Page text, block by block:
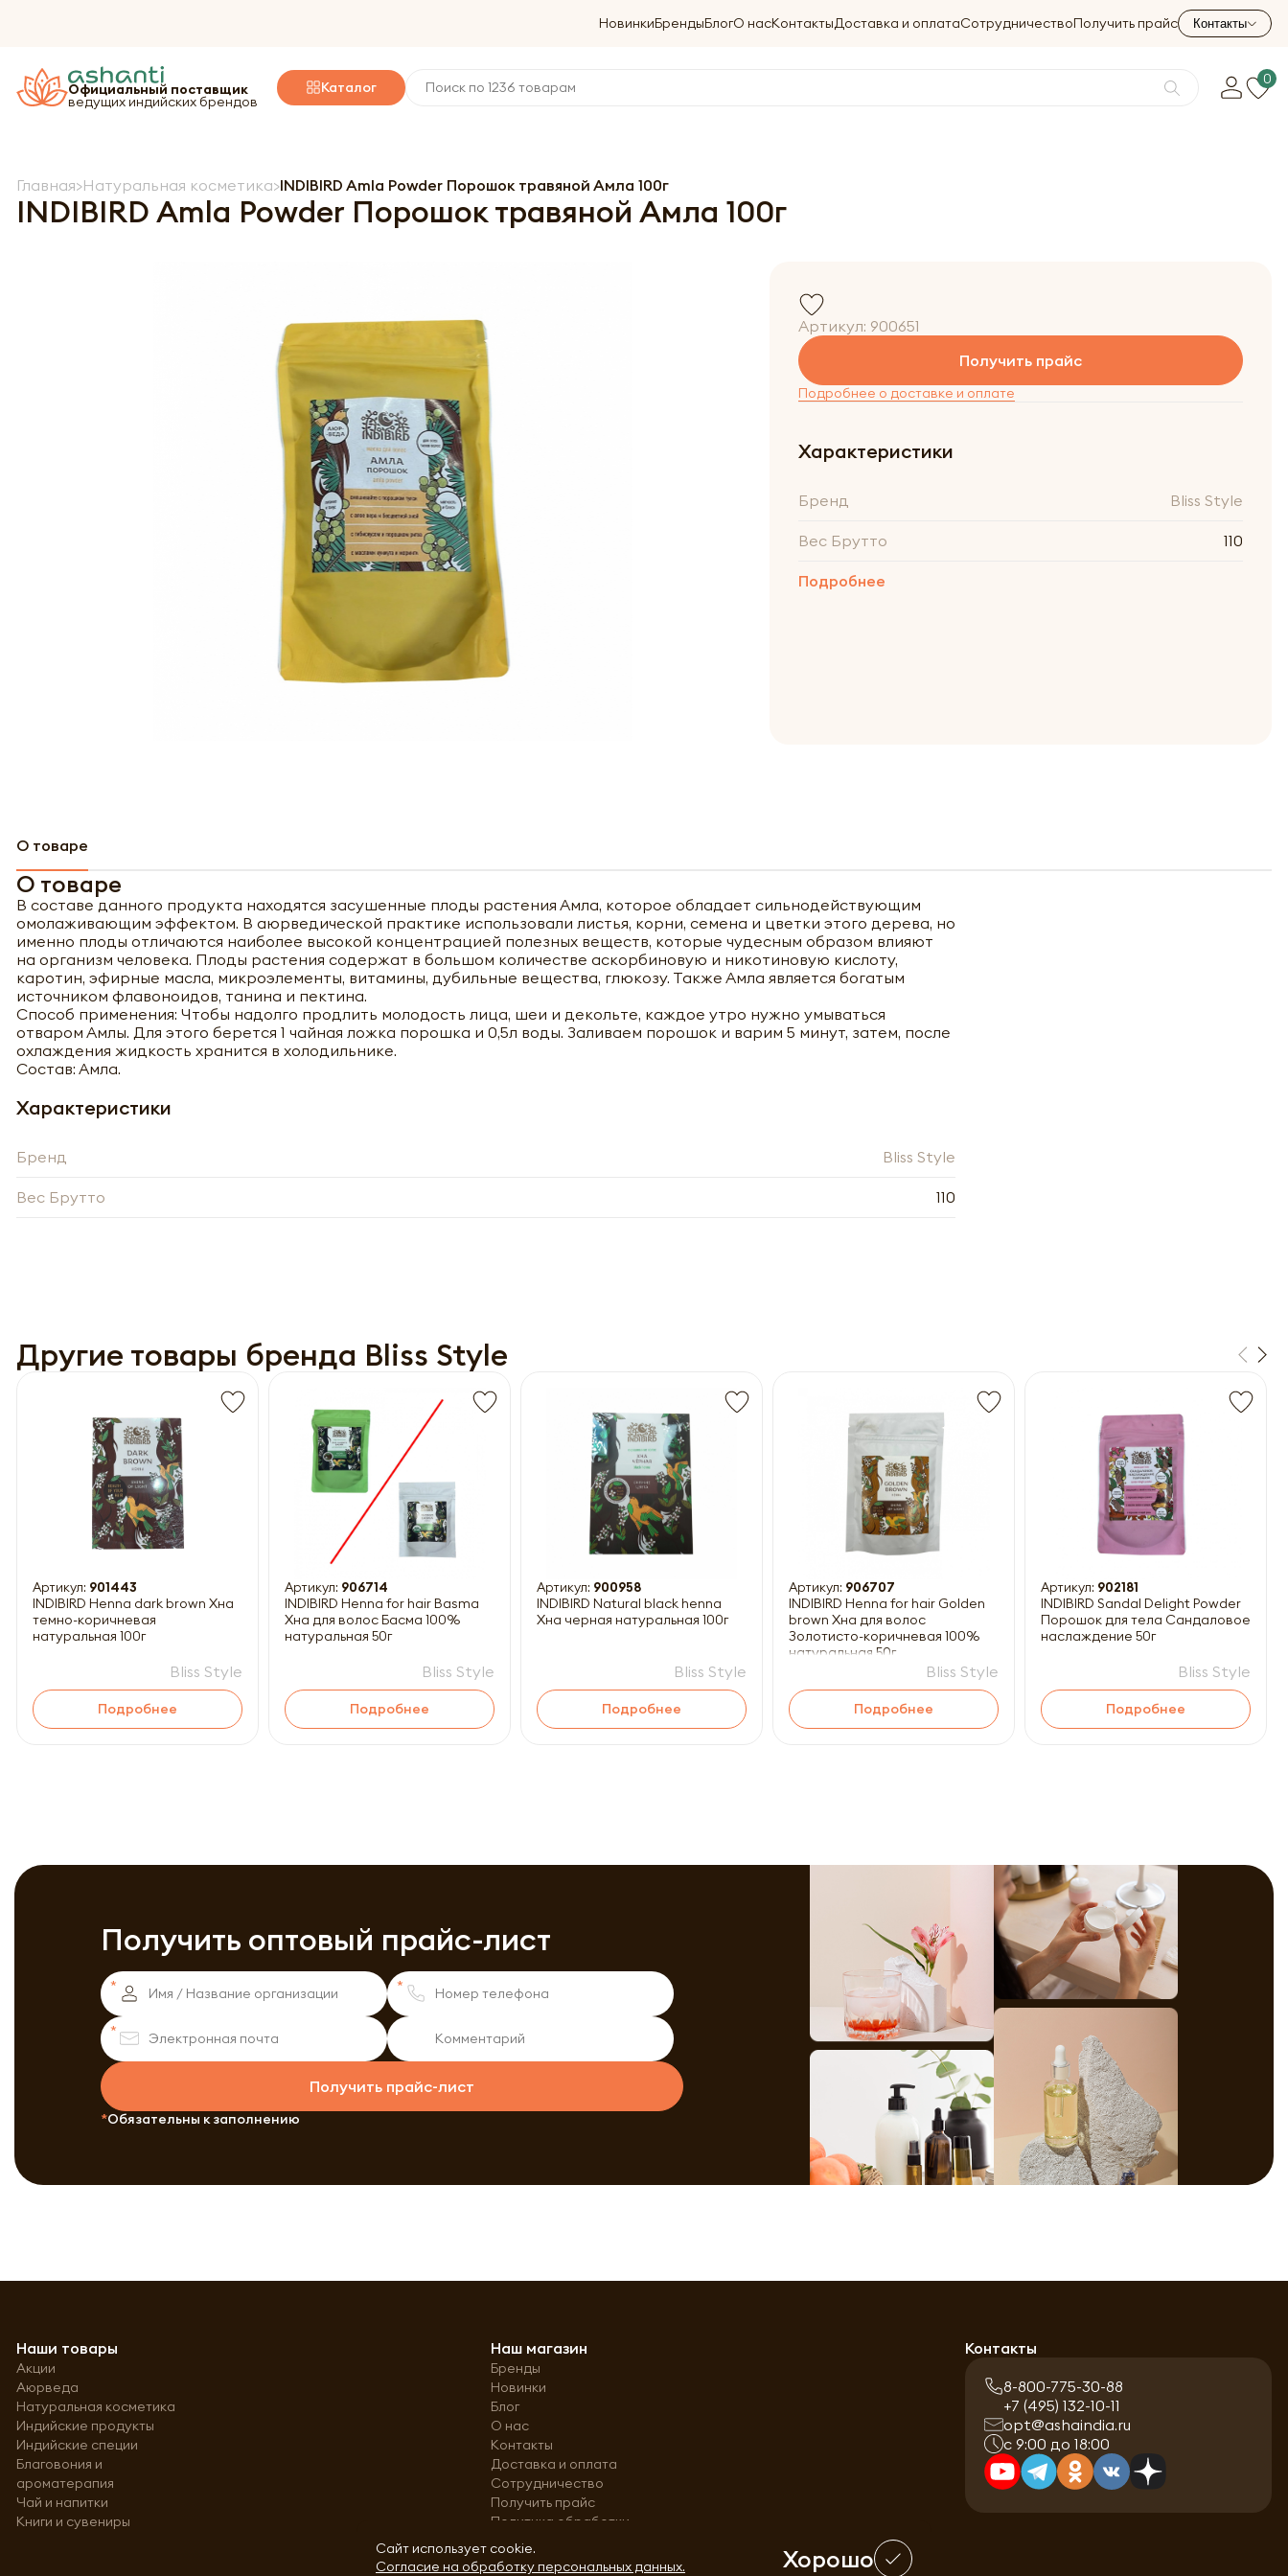
НовинкиБрендыБлогО насКонтактыДоставка и оплатаСотрудничествоПолучить прайс Контакты
Официальный поставщик
ведущих индийских брендов
Каталог 0
Главная Натуральная косметика INDIBIRD Amla Powder Порошок травяной Амла 100г
INDIBIRD Amla Powder Порошок травяной Амла 100г
Артикул: 900651
Получить прайс
Подробнее о доставке и оплате
Характеристики
Бренд Bliss Style
Вес Брутто 110
Подробнее
О товаре
О товаре
В составе данного продукта находятся засушенные плоды растения Амла, которое обладает сильнодействующим
омолаживающим эффектом. В аюрведической практике использовали листья, корни, семена и цветки этого дерева, но
именно плоды отличаются наиболее высокой концентрацией полезных веществ, которые чудесным образом влияют
на организм человека. Плоды растения содержат в большом количестве аскорбиновую и никотиновую кислоту,
каротин, эфирные масла, микроэлементы, витамины, дубильные вещества, глюкозу. Также Амла является богатым
источником флавоноидов, танина и пектина.
Способ применения: Чтобы надолго продлить молодость лица, шеи и декольте, каждое утро нужно умываться
отваром Амлы. Для этого берется 1 чайная ложка порошка и 0,5л воды. Заливаем порошок и варим 5 минут, затем, после
охлаждения жидкость хранится в холодильнике.
Состав: Амла.
Характеристики
Бренд Bliss Style
Вес Брутто 110
Другие товары бренда Bliss Style
Артикул: 901443
INDIBIRD Henna dark brown Хна
темно-коричневая
натуральная 100г
Bliss Style
Подробнее
Артикул: 906714
INDIBIRD Henna for hair Basma
Хна для волос Басма 100%
натуральная 50г
Bliss Style
Подробнее
Артикул: 900958
INDIBIRD Natural black henna
Хна черная натуральная 100г
Bliss Style
Подробнее
Артикул: 906707
INDIBIRD Henna for hair Golden
brown Хна для волос
Золотисто-коричневая 100%
натуральная 50г
Bliss Style
Подробнее
Артикул: 902181
INDIBIRD Sandal Delight Powder
Порошок для тела Сандаловое
наслаждение 50г
Bliss Style
Подробнее
Получить оптовый прайс-лист
Получить прайс-лист
Обязательны к заполнению
Обязательны к заполнению
Наши товары
Акции
Аюрведа
Натуральная косметика
Индийские продукты
Индийские специи
Благовония и
ароматерапия
Чай и напитки
Книги и сувениры
Наш магазин
Бренды
Новинки
Блог
О нас
Контакты
Доставка и оплата
Сотрудничество
Получить прайс
Политика обработки
персональных данных
Контакты
8-800-775-30-88
+7 (495) 132-10-11
opt@ashaindia.ru
с 9:00 до 18:00
Сайт использует cookie.
Согласие на обработку персональных данных.
Хорошо